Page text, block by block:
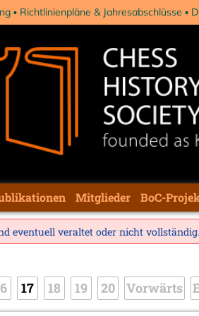
Richtlinienpläne & Jahresabschlüsse
Mitglieder BoC-
eventuell veraltet oder nicht
17 18 19 20 Vorwärts